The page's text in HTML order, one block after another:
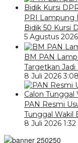
PRI Lampung
Bidik 50 Kursi
5 Agustus
BM PAN
Targetkan
8 Juli 2026
PAN Resmi
Tunggal Wakil
8 Juli 2026